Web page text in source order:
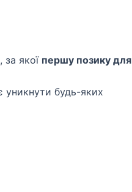
за якої першу позику для
уникнути будь-яких